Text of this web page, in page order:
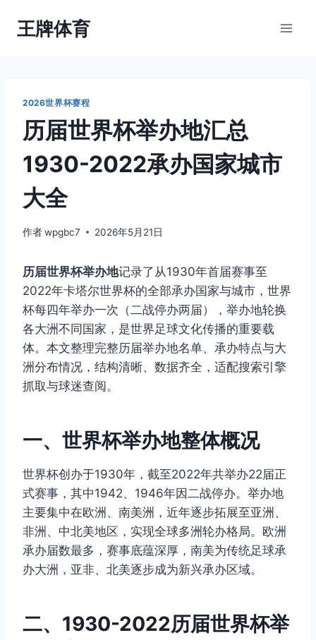
王牌体育
2026世界杯赛程
历届世界杯举办地汇总
1930-2022承办国家城市
大全
作者wpgbc7 2026年5月21日
历届世界杯举办地记录了从1930年首届赛事至
2022年卡塔尔世界杯的全部承办国家与城市，世界
杯每四年举办一次（二战停办两届），举办地轮换
各大洲不同国家，是世界足球文化传播的重要载
体。本文整理完整历届举办地名单、承办特点与大
洲分布情况，结构清晰、数据齐全，适配搜索引擎
抓取与球迷查阅。
一、世界杯举办地整体概况
世界杯创办于1930年，截至2022年共举办22届正
式赛事，其中1942、1946年因二战停办。举办地
主要集中在欧洲、南美洲，近年逐步拓展至亚洲、
非洲、中北美地区，实现全球多洲轮办格局。欧洲
承办届数最多，赛事底蕴深厚，南美为传统足球承
办大洲，亚非、北美逐步成为新兴承办区域。
二、1930-2022历届世界杯举